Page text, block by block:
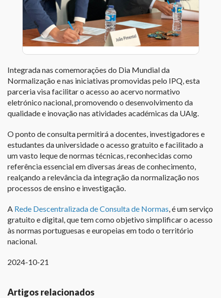
Integrada nas comemorações do Dia Mundial da
Normalização e nas iniciativas promovidas pelo IPQ, esta
parceria visa facilitar o acesso ao acervo normativo
eletrónico nacional, promovendo o desenvolvimento da
qualidade e inovação nas atividades académicas da UAlg.
O ponto de consulta permitirá a docentes, investigadores e
estudantes da universidade o acesso gratuito e facilitado a
um vasto leque de normas técnicas, reconhecidas como
referência essencial em diversas áreas de conhecimento,
realçando a relevância da integração da normalização nos
processos de ensino e investigação.
A Rede Descentralizada de Consulta de Normas, é um serviço
gratuito e digital, que tem como objetivo simplificar o acesso
às normas portuguesas e europeias em todo o território
nacional.
2024-10-21
Artigos relacionados